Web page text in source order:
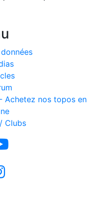
Achetez nos topos en
Clubs